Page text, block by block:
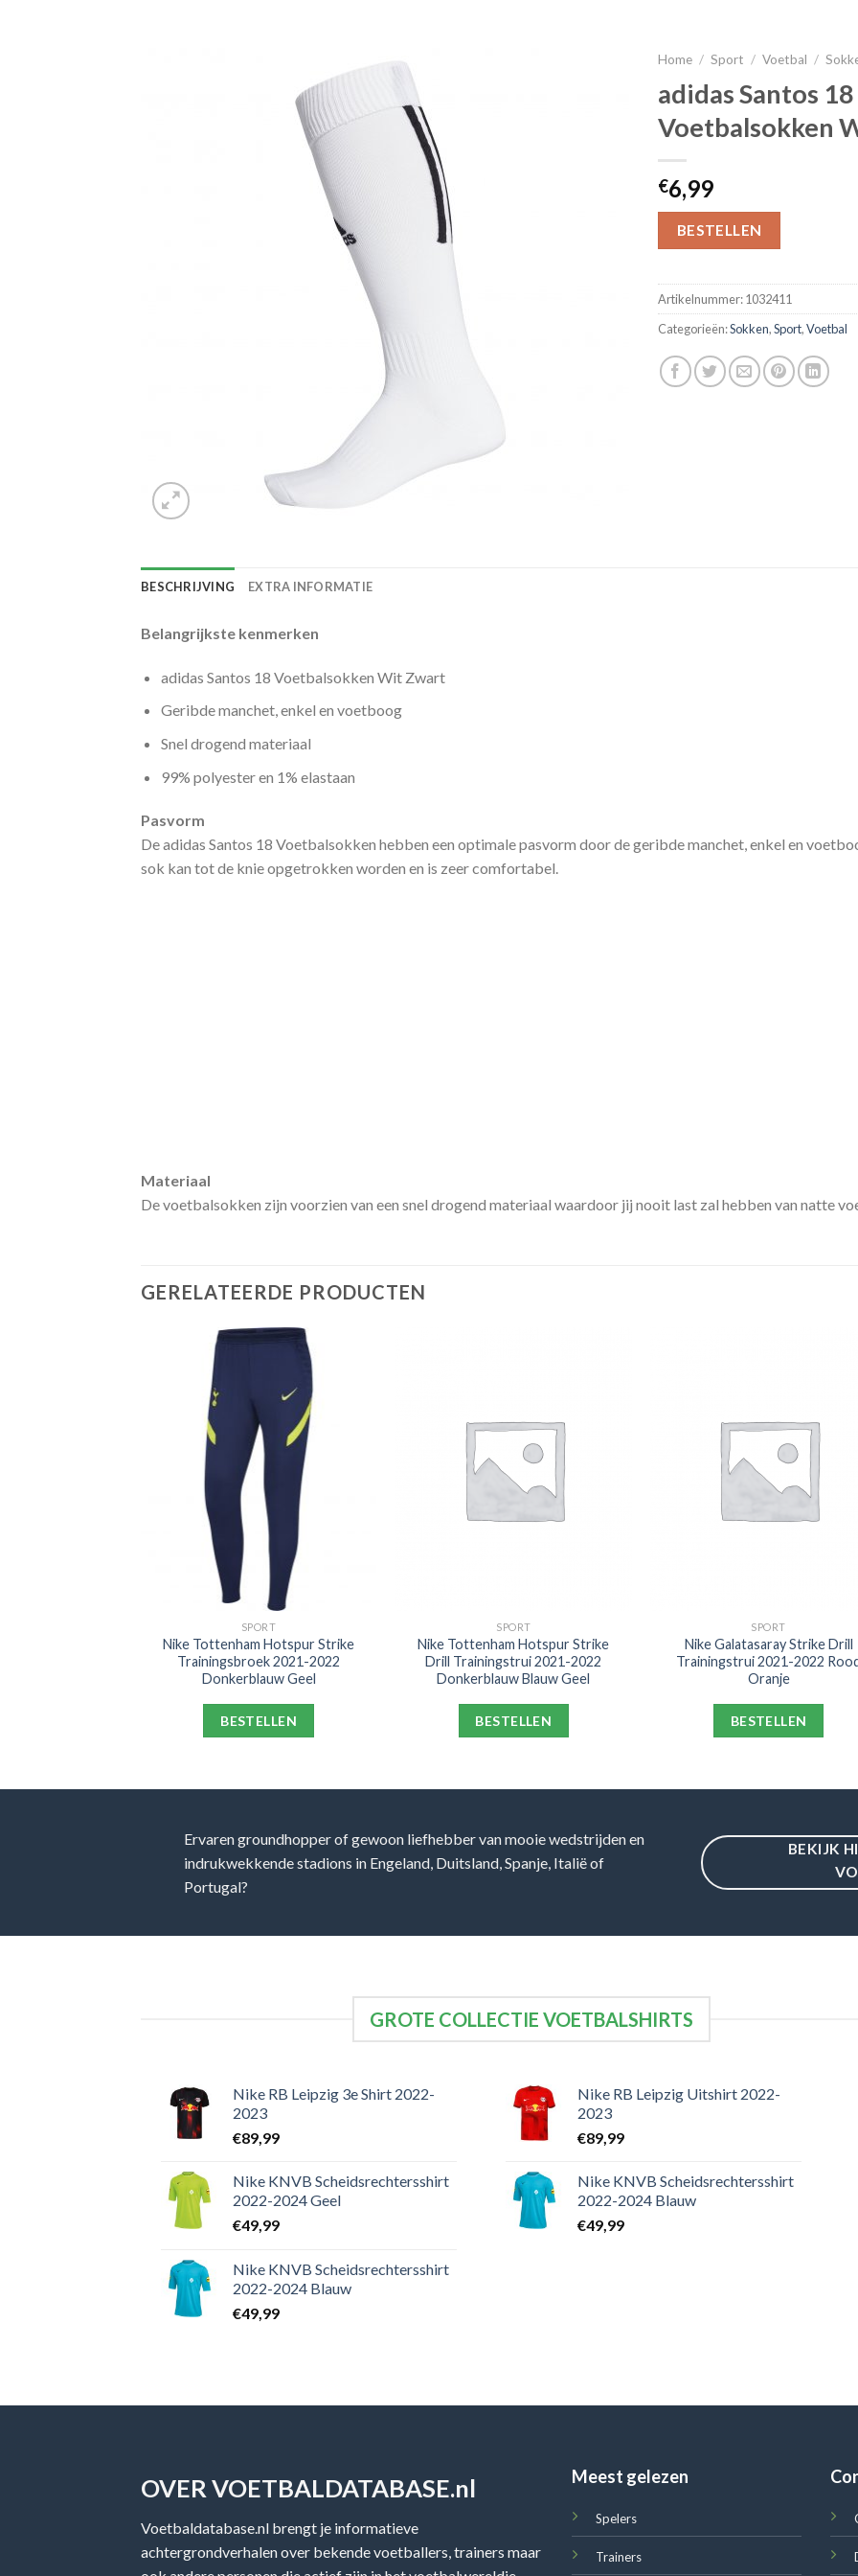
Home / Sport / Voetbal /
adidas Santos 18
Voetbalsokken
€6,99
BESTELLEN
Artikelnummer:1032411
Categorieën:Sokken,Sport,Voetbal
BESCHRIJVING EXTRA INFORMATIE
Belangrijkste kenmerken
adidas Santos 18 Voetbalsokken Wit Zwart
Geribde manchet, enkel en voetboog
Snel drogend materiaal
99% polyester en 1% elastaan
Pasvorm
De adidas Santos 18 Voetbalsokken hebben een optimale pasvorm door de geribde manchet, enkel en
sok kan tot de knie opgetrokken worden en is zeer comfortabel.
Materiaal
De voetbalsokken zijn voorzien van een snel drogend materiaal waardoor jij nooit last zal hebben van natte
GERELATEERDE PRODUCTEN
SPORT
Nike Tottenham Hotspur Strike
Trainingsbroek 2021-2022
Donkerblauw Geel
BESTELLEN
SPORT
Nike Tottenham Hotspur Strike
Drill Trainingstrui 2021-2022
Donkerblauw Blauw Geel
BESTELLEN
SPORT
Nike Galatasaray Strike Drill
Trainingstrui 2021-2022
Oranje
BESTELLEN
Ervaren groundhopper of gewoon liefhebber van mooie wedstrijden en
indrukwekkende stadions in Engeland, Duitsland, Spanje, Italië of
Portugal?
BEKIJK
GROTE COLLECTIE VOETBALSHIRTS
Nike RB Leipzig 3e Shirt 2022-
2023
€89,99
Nike KNVB Scheidsrechtersshirt
2022-2024 Geel
€49,99
Nike KNVB Scheidsrechtersshirt
2022-2024 Blauw
€49,99
Nike RB Leipzig Uitshirt 2022-
2023
€89,99
Nike KNVB Scheidsrechtersshirt
2022-2024 Blauw
€49,99
OVER VOETBALDATABASE.nl
Voetbaldatabase.nl brengt je informatieve
achtergrondverhalen over bekende voetballers, trainers maar
Meest gelezen
Spelers
Trainers